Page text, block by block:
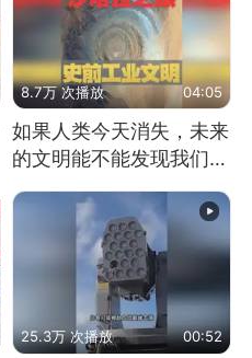
8.7万 次播放 04:05
如果人类今天消失，未来
的文明能不能发现我们存
25.3万 次播放 00:52